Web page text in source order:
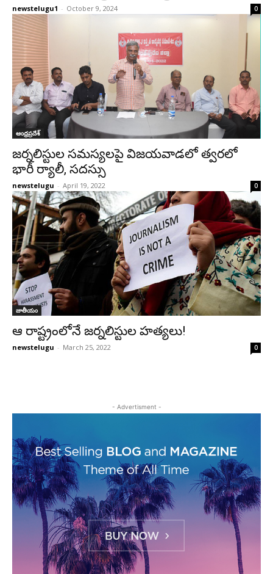
newstelugu1 - October 9, 2024 0
ఆంధ్రప్రదేశ్‌
జ‌ర్న‌లిస్టుల స‌మ‌స్య‌ల‌పై విజ‌య‌వాడ‌లో త్వ‌ర‌లో
భారీ ర్యాలీ, స‌ద‌స్సు
newstelugu - April 19, 2022 0
జాతీయం
ఆ రాష్ట్రంలోనే జర్నలిస్టుల హత్యలు!
newstelugu - March 25, 2022 0
- Advertisment -